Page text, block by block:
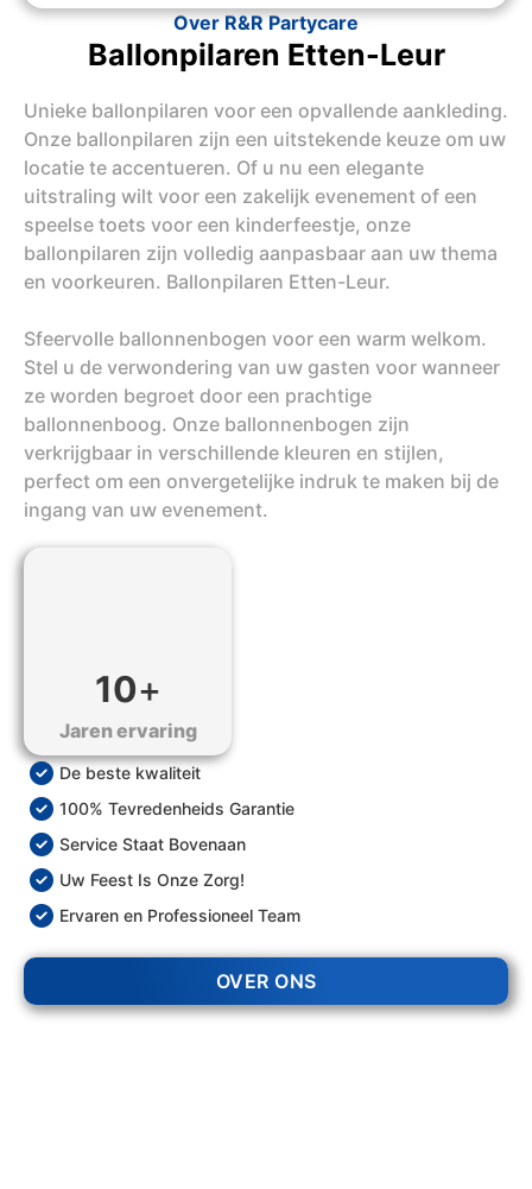
Over R&R Partycare
Ballonpilaren Etten-Leur
Unieke ballonpilaren voor een opvallende aankleding.
Onze ballonpilaren zijn een uitstekende keuze om uw
locatie te accentueren. Of u nu een elegante
uitstraling wilt voor een zakelijk evenement of een
speelse toets voor een kinderfeestje, onze
ballonpilaren zijn volledig aanpasbaar aan uw thema
en voorkeuren. Ballonpilaren Etten-Leur.
Sfeervolle ballonnenbogen voor een warm welkom.
Stel u de verwondering van uw gasten voor wanneer
ze worden begroet door een prachtige
ballonnenboog. Onze ballonnenbogen zijn
verkrijgbaar in verschillende kleuren en stijlen,
perfect om een onvergetelijke indruk te maken bij de
ingang van uw evenement.
10+
Jaren ervaring
De beste kwaliteit
100% Tevredenheids Garantie
Service Staat Bovenaan
Uw Feest Is Onze Zorg!
Ervaren en Professioneel Team
OVER ONS